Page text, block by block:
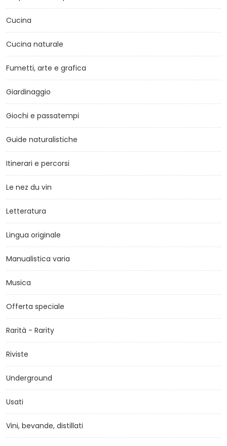
Cucina
Cucina naturale
Fumetti, arte e grafica
Giardinaggio
Giochi e passatempi
Guide naturalistiche
Itinerari e percorsi
Le nez du vin
Letteratura
Lingua originale
Manualistica varia
Musica
Offerta speciale
Rarità - Rarity
Riviste
Underground
Usati
Vini, bevande, distillati